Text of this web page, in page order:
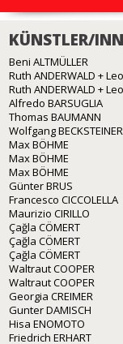
KÜNSTLER/
Beni ALTMÜLLER
Ruth ANDERWALD +
Ruth ANDERWALD +
Alfredo BARSUGLIA
Thomas BAUMANN
Wolfgang BECKSTEINER
Max BÖHME
Max BÖHME
Max BÖHME
Günter BRUS
Francesco CICCOLELLA
Maurizio CIRILLO
Çağla CÖMERT
Çağla CÖMERT
Çağla CÖMERT
Waltraut COOPER
Waltraut COOPER
Georgia CREIMER
Gunter DAMISCH
Hisa ENOMOTO
Friedrich ERHART